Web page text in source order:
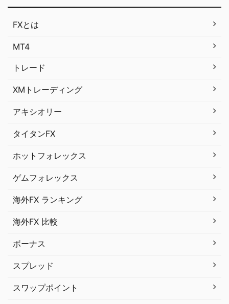
FXとは
MT4
トレード
XMトレーディング
アキシオリー
タイタンFX
ホットフォレックス
ゲムフォレックス
海外FX ランキング
海外FX 比較
ボーナス
スプレッド
スワップポイント